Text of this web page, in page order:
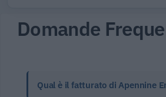
Domande
Qual è il fatturato di Apennine